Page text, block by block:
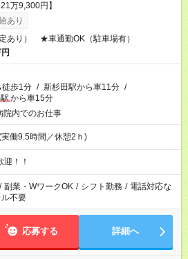
万9,300円】
あり
あり） ★車通勤OK（駐車場有）
徒歩1分 / 新杉田駅から車11分 /
から車15分
院内でのお仕事
働9.5時間／休憩2ｈ)
迎！！
/ 副業・WワークOK / シフト勤務 / 電話対応な
不要
応募する 詳細へ